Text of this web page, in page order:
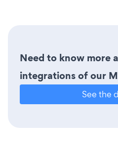
Need to know more
integrations of our
See the